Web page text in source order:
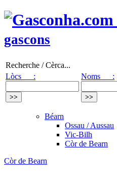
gascons
Recherche / Cèrca...
Lòcs :
Noms :
Béarn
Ossau / Aussau
Vic-Bilh
Còr de Bearn
Còr de Bearn